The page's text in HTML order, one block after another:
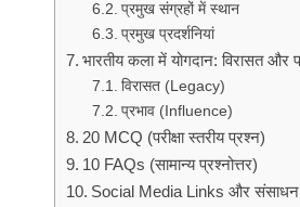
प्रमुख संग्रहों में स्थान
प्रमुख प्रदर्शनियां
भारतीय कला में योगदान: विरासत और
विरासत (Legacy)
प्रभाव (Influence)
20 MCQ (परीक्षा स्तरीय प्रश्न)
10 FAQs (सामान्य प्रश्नोत्तर)
Social Media Links और संसाधन